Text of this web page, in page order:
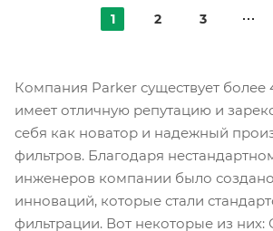
1 2 3
Компания Parker существует более
имеет отличную репутацию и
себя как новатор и надежный
фильтров. Благодаря
инженеров компании было
инноваций, которые стали
фильтрации. Вот некоторые из них: